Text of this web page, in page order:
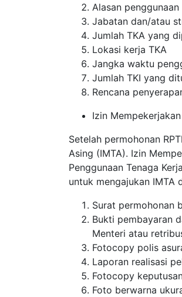
Alasan
Jabatan dan/atau
Jumlah TKA yang
Lokasi kerja TKA
Jangka waktu
Jumlah TKI yang
Rencana
Izin
Setelah permohonan
Asing (IMTA). Izin
Penggunaan Tenaga
untuk mengajukan IMTA
Surat permohonan
Bukti pembayaran
Menteri atau
Fotocopy polis
Laporan realisasi
Fotocopy
Foto berwarna